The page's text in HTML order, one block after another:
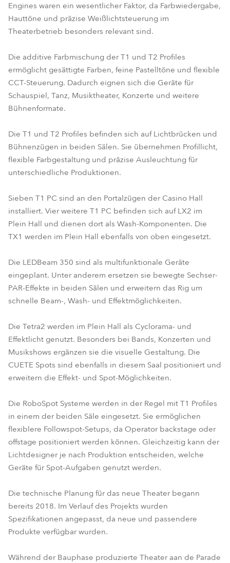
Engines waren ein wesentlicher Faktor, da Farbwiedergabe,
Hauttöne und präzise Weißlichtsteuerung im
Theaterbetrieb besonders relevant sind.
Die additive Farbmischung der T1 und T2 Profiles
ermöglicht gesättigte Farben, feine Pastelltöne und flexible
CCT-Steuerung. Dadurch eignen sich die Geräte für
Schauspiel, Tanz, Musiktheater, Konzerte und weitere
Bühnenformate.
Die T1 und T2 Profiles befinden sich auf Lichtbrücken und
Bühnenzügen in beiden Sälen. Sie übernehmen Profillicht,
flexible Farbgestaltung und präzise Ausleuchtung für
unterschiedliche Produktionen.
Sieben T1 PC sind an den Portalzügen der Casino Hall
installiert. Vier weitere T1 PC befinden sich auf LX2 im
Plein Hall und dienen dort als Wash-Komponenten. Die
TX1 werden im Plein Hall ebenfalls von oben eingesetzt.
Die LEDBeam 350 sind als multifunktionale Geräte
eingeplant. Unter anderem ersetzen sie bewegte Sechser-
PAR-Effekte in beiden Sälen und erweitern das Rig um
schnelle Beam-, Wash- und Effektmöglichkeiten.
Die Tetra2 werden im Plein Hall als Cyclorama- und
Effektlicht genutzt. Besonders bei Bands, Konzerten und
Musikshows ergänzen sie die visuelle Gestaltung. Die
CUETE Spots sind ebenfalls in diesem Saal positioniert und
erweitern die Effekt- und Spot-Möglichkeiten.
Die RoboSpot Systeme werden in der Regel mit T1 Profiles
in einem der beiden Säle eingesetzt. Sie ermöglichen
flexiblere Followspot-Setups, da Operator backstage oder
offstage positioniert werden können. Gleichzeitig kann der
Lichtdesigner je nach Produktion entscheiden, welche
Geräte für Spot-Aufgaben genutzt werden.
Die technische Planung für das neue Theater begann
bereits 2018. Im Verlauf des Projekts wurden
Spezifikationen angepasst, da neue und passendere
Produkte verfügbar wurden.
Während der Bauphase produzierte Theater aan de Parade